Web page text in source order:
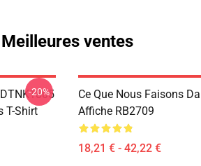
Meilleures ventes
T-Shirt
-20%
Ce Que Nous Faisons
Affiche RB2709
18,21 € - 42,22 €